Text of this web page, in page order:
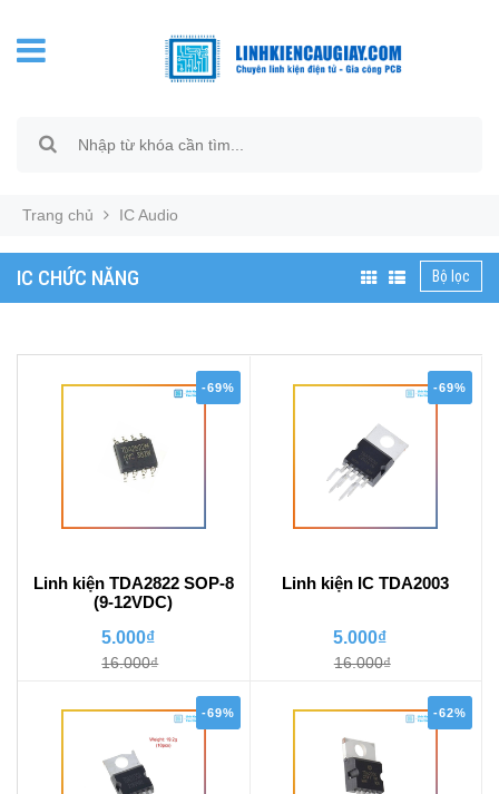
Trang chủ IC Audio
IC CHỨC NĂNG Bộ lọc
-69%
Linh kiện TDA2822 SOP-8
(9-12VDC)
5.000₫
16.000₫
-69%
Linh kiện IC TDA2003
5.000₫
16.000₫
-69% -62%